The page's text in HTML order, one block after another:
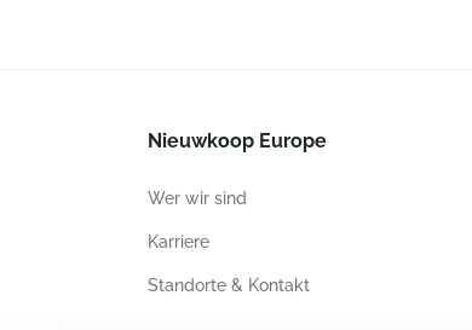
Nieuwkoop Europe
Wer wir sind
Karriere
Standorte & Kontakt